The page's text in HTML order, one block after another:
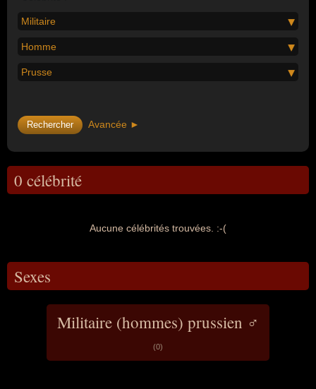
Militaire
Homme
Prusse
Avancée ►
0 célébrité
Aucune célébrités trouvées. :-(
Sexes
Militaire (hommes) prussien ♂
(0)